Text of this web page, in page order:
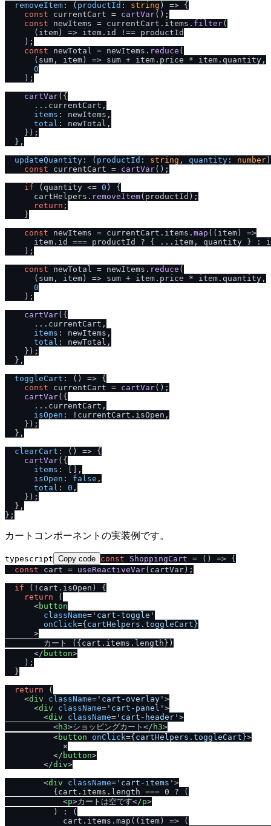
removeItem : ( productId : string ) => {
const currentCart = cartVar();
const newItems = currentCart. items . filter(
( item ) => item. id
!== productId
    );
const newTotal = newItems. reduce (
( sum, item ) => sum + item. price * item. quantity ,
0
    );
cartVar({
      ...currentCart,
items : newItems,
total : newTotal,
    });
  },
updateQuantity : ( productId : string , quantity : number
const currentCart = cartVar();
if (quantity <= 0 ) {
      cartHelpers.
removeItem(productId);
return ;
    }
const newItems = currentCart. items . map ( ( item ) =>
      item.
id
=== productId ? { ...item, quantity } :
    );
const newTotal = newItems. reduce (
( sum, item ) => sum + item. price * item. quantity ,
0
    );
cartVar({
      ...currentCart,
items : newItems,
total : newTotal,
    });
  },
toggleCart : () => {
const currentCart = cartVar();
cartVar({
      ...currentCart,
isOpen : !currentCart. isOpen ,
    });
  },
clearCart : () => {
cartVar({
items : [],
isOpen : false ,
total : 0 ,
    });
  },
カートコンポーネントの実装例です。
typescript Copy code const ShoppingCart = ( ) => {
const cart = useReactiveVar(cartVar);
if (!cart. isOpen ) {
return (
<button
className= 'cart-toggle'
onClick={cartHelpers.toggleCart}
      >
        カート ({cart.items.length})
</ button>
    );
  }
return (
<div className= 'cart-overlay' >
<div className= 'cart-panel' >
<div className= 'cart-header' >
<h3>ショッピングカート </ h3>
<button onClick={cartHelpers.toggleCart}>
            ×
</ button>
</div>
<div className= 'cart-items' >
          {cart.items.length === 0 ? (
<p>カートは空です</p>
          ) : (
            cart.items.map((item) => (